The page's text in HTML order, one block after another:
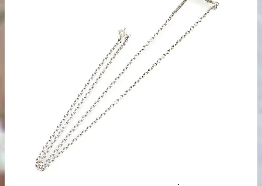
出張買取の
お申込み